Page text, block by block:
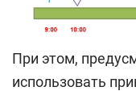
При этом,
использовать